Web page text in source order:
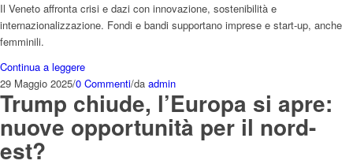
Il Veneto affronta crisi e dazi con innovazione, sostenibilità e
internazionalizzazione. Fondi e bandi supportano imprese e start-up, anche
femminili.
Continua a leggere
29 Maggio 2025/0 Commenti/da admin
Trump chiude, l’Europa si apre:
nuove opportunità per il nord-
est?